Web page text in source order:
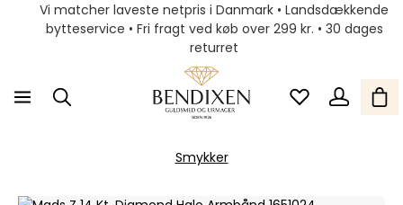
Vi matcher laveste netpris i Danmark • Landsdækkende
bytteservice • Fri fragt ved køb over 299 kr. • 30 dages
returret
Smykker